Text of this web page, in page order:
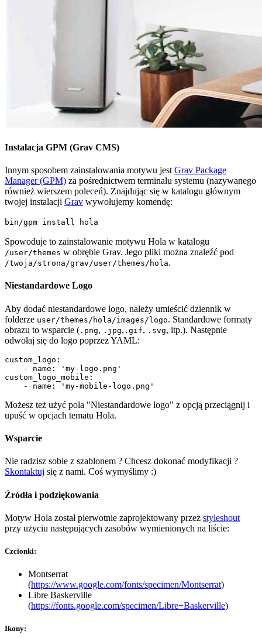
Instalacja GPM (Grav CMS)
Innym sposobem zainstalowania motywu jest Grav Package
Manager (GPM) za pośrednictwem terminalu systemu (nazywanego
również wierszem poleceń). Znajdując się w katalogu głównym
twojej instalacji Grav wywołujemy komendę:
bin/gpm install hola
Spowoduje to zainstalowanie motywu Hola w katalogu
/user/themes w obrębie Grav. Jego pliki można znaleźć pod
/twoja/strona/grav/user/themes/hola.
Niestandardowe Logo
Aby dodać niestandardowe logo, należy umieścić dziennik w
folderze user/themes/hola/images/logo. Standardowe formaty
obrazu to wsparcie ( .png, .jpg, .gif, .svg, itp.). Następnie
odwołaj się do logo poprzez YAML:
custom_logo:
    - name: 'my-logo.png'
custom_logo_mobile:
    - name: 'my-mobile-logo.png'
Możesz też użyć pola "Niestandardowe logo" z opcją przeciągnij i
upuść w opcjach tematu Hola.
Wsparcie
Nie radzisz sobie z szablonem ? Chcesz dokonać modyfikacji ?
Skontaktuj się z nami. Coś wymyślimy :)
Źródła i podziękowania
Motyw Hola został pierwotnie zaprojektowany przez styleshout
przy użyciu następujących zasobów wymienionych na liście:
Czcionki:
Montserrat
(https://www.google.com/fonts/specimen/Montserrat)
Libre Baskerville
(https://fonts.google.com/specimen/Libre+Baskerville)
Ikony: